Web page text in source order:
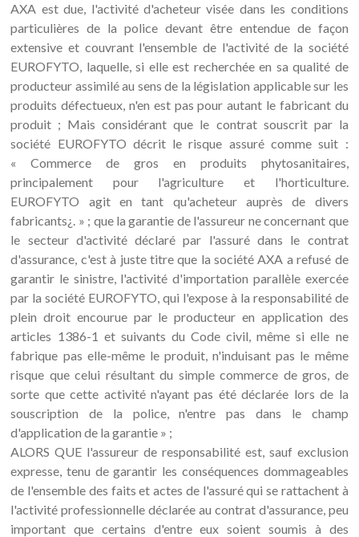
AXA est due, l'activité d'acheteur visée dans les conditions
particulières de la police devant être entendue de façon
extensive et couvrant l'ensemble de l'activité de la société
EUROFYTO, laquelle, si elle est recherchée en sa qualité de
producteur assimilé au sens de la législation applicable sur les
produits défectueux, n'en est pas pour autant le fabricant du
produit ; Mais considérant que le contrat souscrit par la
société EUROFYTO décrit le risque assuré comme suit :
« Commerce de gros en produits phytosanitaires,
principalement pour l'agriculture et l'horticulture.
EUROFYTO agit en tant qu'acheteur auprès de divers
fabricants¿. » ; que la garantie de l'assureur ne concernant que
le secteur d'activité déclaré par l'assuré dans le contrat
d'assurance, c'est à juste titre que la société AXA a refusé de
garantir le sinistre, l'activité d'importation parallèle exercée
par la société EUROFYTO, qui l'expose à la responsabilité de
plein droit encourue par le producteur en application des
articles 1386-1 et suivants du Code civil, même si elle ne
fabrique pas elle-même le produit, n'induisant pas le même
risque que celui résultant du simple commerce de gros, de
sorte que cette activité n'ayant pas été déclarée lors de la
souscription de la police, n'entre pas dans le champ
d'application de la garantie » ;
ALORS QUE l'assureur de responsabilité est, sauf exclusion
expresse, tenu de garantir les conséquences dommageables
de l'ensemble des faits et actes de l'assuré qui se rattachent à
l'activité professionnelle déclarée au contrat d'assurance, peu
important que certains d'entre eux soient soumis à des